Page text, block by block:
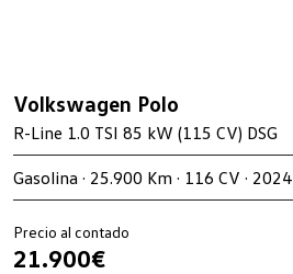
Volkswagen Polo
R-Line 1.0 TSI 85 kW (115 CV) DSG
Gasolina · 25.900 Km · 116 CV · 2024
Precio al contado
21.900€